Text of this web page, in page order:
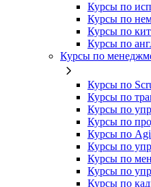
Курсы по
Курсы по
Курсы по
Курсы по
Курсы по
Курсы по
Курсы по
Курсы по
Курсы по
Курсы по
Курсы по
Курсы по
Курсы по
Курсы по